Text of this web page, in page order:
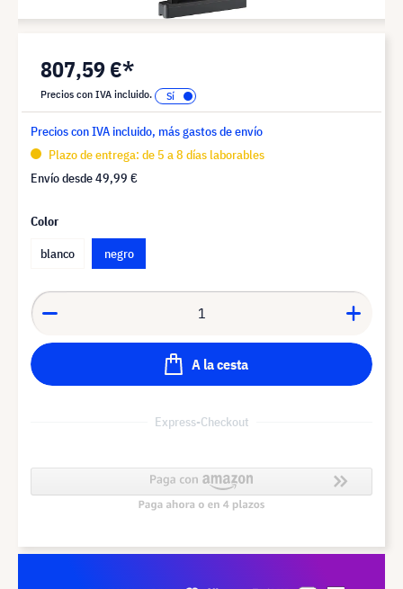
807,59 €*
Precios con IVA incluido.
Precios con IVA incluido, más gastos de envío
Plazo de entrega: de 5 a 8 días laborables
Envío desde49,99 €
Color
blanco
negro
A la cesta
Express-Checkout